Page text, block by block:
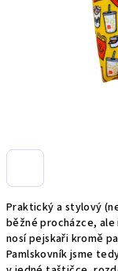
Praktický a stylový
běžné procházce,
nosí pejskaři kromě
Pamlskovník jsme